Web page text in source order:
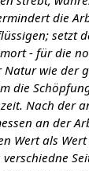
die
setzt
- für die
Natur wie der
die
Nach der
an der
Wert als
verschiedne